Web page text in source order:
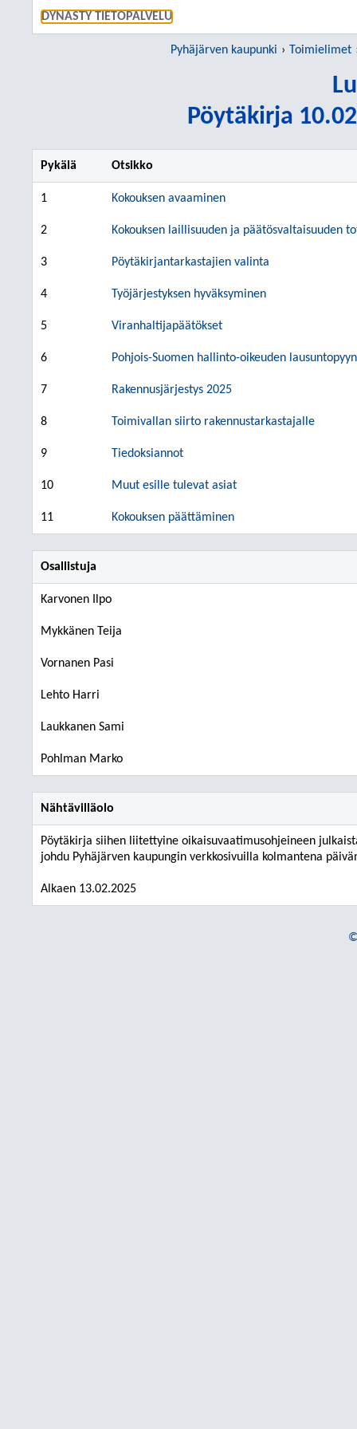
DYNASTY TIETOPALVELU
Pyhäjärven kaupunki Toimielimet
Pöytäkirja
Pykälä Otsikko
1 Kokouksen avaaminen
2 Kokouksen laillisuuden ja päätösvaltaisuuden
3 Pöytäkirjantarkastajien valinta
4 Työjärjestyksen hyväksyminen
5 Viranhaltijapäätökset
6 Pohjois-Suomen hallinto-oikeuden
7 Rakennusjärjestys 2025
8 Toimivallan siirto rakennustarkastajalle
9 Tiedoksiannot
10 Muut esille tulevat asiat
11 Kokouksen päättäminen
Osallistuja
Karvonen Ilpo
Mykkänen Teija
Vornanen Pasi
Lehto Harri
Laukkanen Sami
Pohlman Marko
Nähtävilläolo
Pöytäkirja siihen liitettyine oikaisuvaatimusohjeineen
johdu Pyhäjärven kaupungin verkkosivuilla kolmantena
Alkaen 13.02.2025